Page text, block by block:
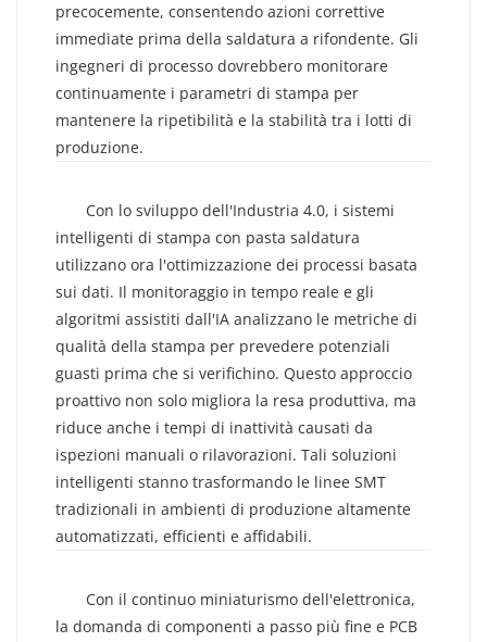
precocemente, consentendo azioni correttive
immediate prima della saldatura a rifondente. Gli
ingegneri di processo dovrebbero monitorare
continuamente i parametri di stampa per
mantenere la ripetibilità e la stabilità tra i lotti di
produzione.
Con lo sviluppo dell'Industria 4.0, i sistemi
intelligenti di stampa con pasta saldatura
utilizzano ora l'ottimizzazione dei processi basata
sui dati. Il monitoraggio in tempo reale e gli
algoritmi assistiti dall'IA analizzano le metriche di
qualità della stampa per prevedere potenziali
guasti prima che si verifichino. Questo approccio
proattivo non solo migliora la resa produttiva, ma
riduce anche i tempi di inattività causati da
ispezioni manuali o rilavorazioni. Tali soluzioni
intelligenti stanno trasformando le linee SMT
tradizionali in ambienti di produzione altamente
automatizzati, efficienti e affidabili.
Con il continuo miniaturismo dell'elettronica,
la domanda di componenti a passo più fine e PCB